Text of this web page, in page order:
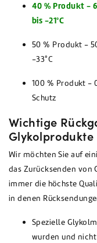
40 % Produkt -
bis -21°C
50 % Produkt -
-33°C
100 % Produkt -
Schutz
Wichtige
Glykolprodukte
Wir möchten Sie auf
das Zurücksenden von
immer die höchste
in denen
Spezielle
wurden und